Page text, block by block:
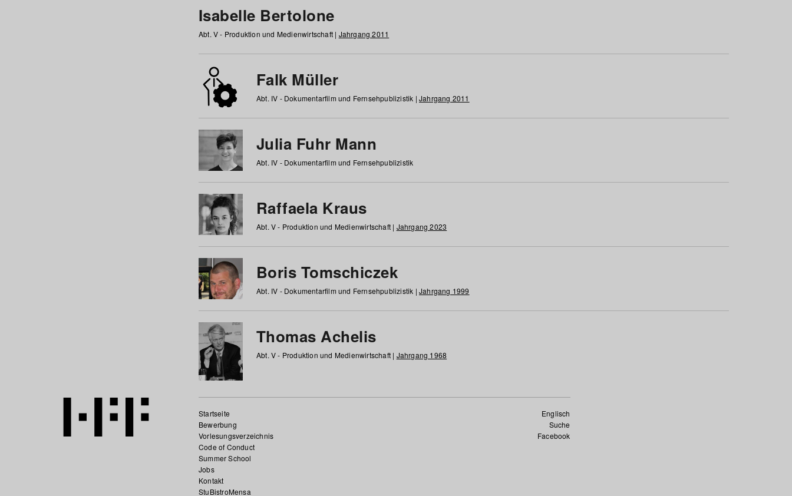
Isabelle Bertolone
Abt. V - Produktion und Medienwirtschaft | Jahrgang 2011
Falk Müller
Abt. IV - Dokumentarfilm und Fernsehpublizistik | Jahrgang 2011
Julia Fuhr Mann
Abt. IV - Dokumentarfilm und Fernsehpublizistik
Raffaela Kraus
Abt. V - Produktion und Medienwirtschaft | Jahrgang 2023
Boris Tomschiczek
Abt. IV - Dokumentarfilm und Fernsehpublizistik | Jahrgang 1999
Thomas Achelis
Abt. V - Produktion und Medienwirtschaft | Jahrgang 1968
Englisch
Suche
Facebook
Startseite
Bewerbung
Vorlesungsverzeichnis
Code of Conduct
Summer School
Jobs
Kontakt
StuBistroMensa